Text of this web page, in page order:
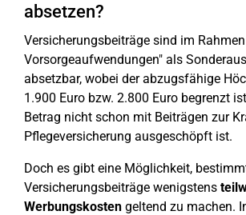
absetzen?
Versicherungsbeiträge sind im
Vorsorgeaufwendungen" als
absetzbar, wobei der abzugsfähige
1.900 Euro bzw. 2.800 Euro begrenzt
Betrag nicht schon mit Beiträgen zur
Pflegeversicherung ausgeschöpft ist.
Doch es gibt eine Möglichkeit,
Versicherungsbeiträge wenigstens
Werbungskosten geltend zu machen.